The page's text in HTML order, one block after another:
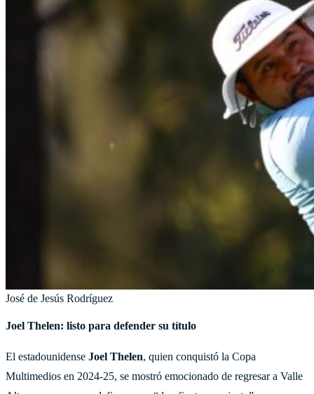
José de Jesús Rodríguez
Joel Thelen: listo para defender su título
El estadounidense Joel Thelen, quien conquistó la Copa
Multimedios en 2024-25, se mostró emocionado de regresar a Valle